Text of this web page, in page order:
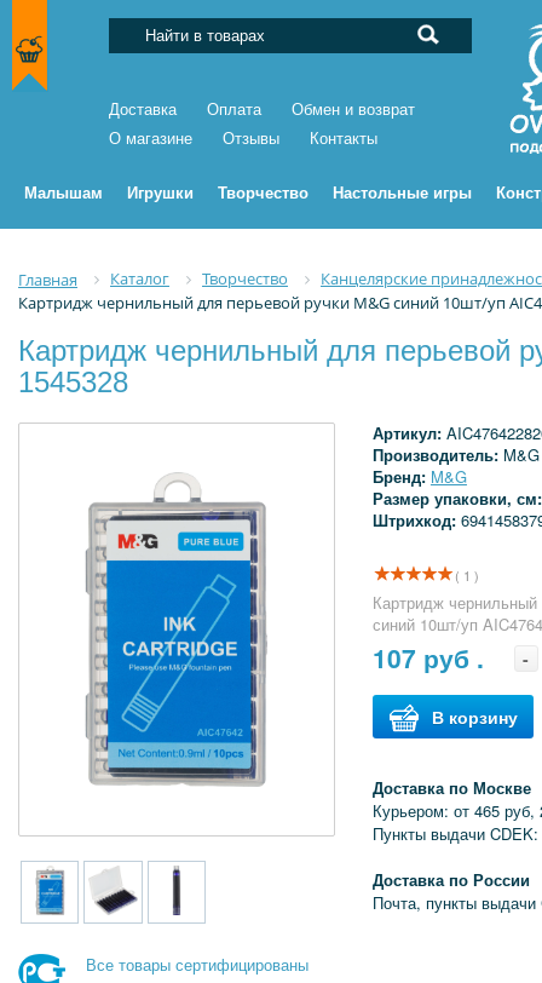
Доставка Оплата
Обмен и возврат
О магазине
Отзывы Контакты
Малышам Игрушки Творчество Настольные игры
Главная Каталог Творчество
Канцелярские
Картридж чернильный для перьевой ручки M&G синий 10шт/уп
Картридж чернильный для перьевой
1545328
Все товары сертифицированы
Артикул:
Производитель: M&G
Бренд: M&G
Размер упаковки,
Штрихкод:
( 1 )
Картридж
синий 10шт/уп
107 руб . -
В корзину
Доставка по Москве
Курьером: от 465 руб,
Пункты выдачи
Доставка по России
Почта, пункты выдачи